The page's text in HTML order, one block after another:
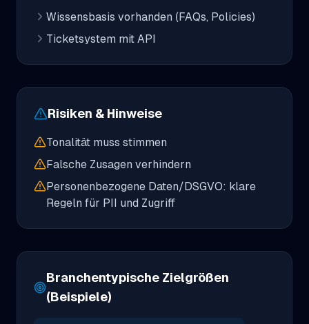
Wissensbasis vorhanden (FAQs, Policies)
Ticketsystem mit API
Risiken & Hinweise
Tonalität muss stimmen
Falsche Zusagen verhindern
Personenbezogene Daten/DSGVO: klare
Regeln für PII und Zugriff
Branchentypische Zielgrößen
(Beispiele)